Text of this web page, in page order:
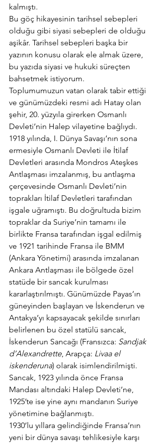
kalmıştı.
Bu göç hikayesinin tarihsel sebepleri
olduğu gibi siyasi sebepleri de olduğu
aşikâr. Tarihsel sebepleri başka bir
yazının konusu olarak ele almak üzere,
bu yazıda siyasi ve hukuki süreçten
bahsetmek istiyorum.
Toplumumuzun vatan olarak tabir ettiği
ve günümüzdeki resmi adı Hatay olan
şehir, 20. yüzyıla girerken Osmanlı
Devleti’nin Halep vilayetine bağlıydı.
1918 yılında, I. Dünya Savaşı’nın sona
ermesiyle Osmanlı Devleti ile İtilaf
Devletleri arasında Mondros Ateşkes
Antlaşması imzalanmış, bu antlaşma
çerçevesinde Osmanlı Devleti’nin
toprakları İtilaf Devletleri tarafından
işgale uğramıştı. Bu doğrultuda bizim
topraklar da Suriye’nin tamamı ile
birlikte Fransa tarafından işgal edilmiş
ve 1921 tarihinde Fransa ile BMM
(Ankara Yönetimi) arasında imzalanan
Ankara Antlaşması ile bölgede özel
statüde bir sancak kurulması
kararlaştırılmıştı. Günümüzde Payas’ın
güneyinden başlayan ve İskenderun ve
Antakya’yı kapsayacak şekilde sınırları
belirlenen bu özel statülü sancak,
İskenderun Sancağı (Fransızca: Sandjak
d’Alexandrette, Arapça: Livaa el
iskenderuna) olarak isimlendirilmişti.
Sancak, 1923 yılında önce Fransa
Mandası altındaki Halep Devleti’ne,
1925’te ise yine aynı mandanın Suriye
yönetimine bağlanmıştı.
1930’lu yıllara gelindiğinde Fransa’nın
yeni bir dünya savaşı tehlikesiyle karşı